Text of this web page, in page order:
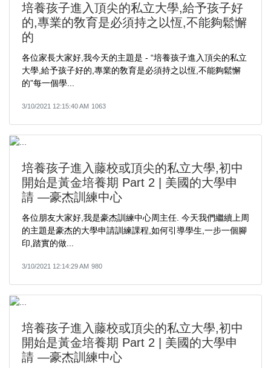
培養孩子進入頂尖的私立大學,給予孩子好
的,專業的敎育是必須持之以恆,不能夠鬆懈
的
各位家長大家好,我今天的主題是 - “培養孩子進入頂尖的私立
大學,給予孩子好的,專業的敎育是必須持之以恆,不能夠鬆懈
的”每一個學...
3/10/2021 12:15:40 AM 1063
培養孩子進入藤校或頂尖的私立大學,初中
開始是黃金培養期 Part 2 | 美國的大學申
請 —豪杰訓練中心
各位朋友大家好,我是豪杰訓練中心周主任. 今天我們繼續上周
的主題是豪杰的大學申請訓練課程,如何引導學生,一步一個腳
印,踏實的做...
3/10/2021 12:14:29 AM 980
培養孩子進入藤校或頂尖的私立大學,初中
開始是黃金培養期 Part 2 | 美國的大學申
請 —豪杰訓練中心